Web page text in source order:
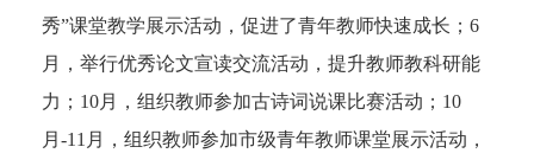
秀”课堂教学展示活动，促进了青年教师快速成长；6
月，举行优秀论文宣读交流活动，提升教师教科研能
力；10月，组织教师参加古诗词说课比赛活动；10
月-11月，组织教师参加市级青年教师课堂展示活动，